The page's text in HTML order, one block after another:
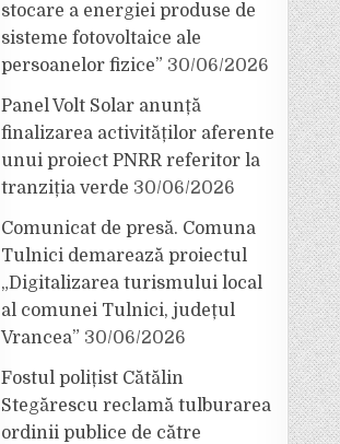
stocare a energiei produse de
sisteme fotovoltaice ale
persoanelor fizice” 30/06/2026
Panel Volt Solar anunță
finalizarea activităților aferente
unui proiect PNRR referitor la
tranziția verde 30/06/2026
Comunicat de presă. Comuna
Tulnici demarează proiectul
„Digitalizarea turismului local
al comunei Tulnici, județul
Vrancea” 30/06/2026
Fostul polițist Cătălin
Stegărescu reclamă tulburarea
ordinii publice de către